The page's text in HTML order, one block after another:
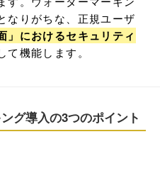
なりがちな、正規ユーザ
」におけるセキュリティ
機能します。
グ導入の3つのポイント